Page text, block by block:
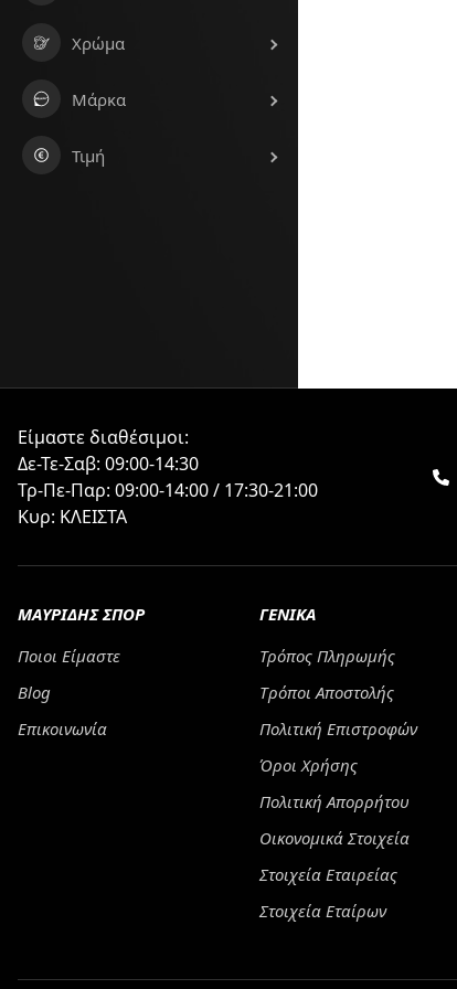
Χρώμα
Μάρκα
Τιμή
Είμαστε διαθέσιμοι:
Δε-Τε-Σαβ: 09:00-14:30
Τρ-Πε-Παρ: 09:00-14:00 / 17:30-21:00
Κυρ: ΚΛΕΙΣΤΑ
ΜΑΥΡΙΔΗΣ ΣΠΟΡ
Ποιοι Είμαστε
Blog
Επικοινωνία
ΓΕΝΙΚΑ
Τρόπος Πληρωμής
Tρόποι Αποστολής
Πολιτική Επιστροφών
Όροι Χρήσης
Πολιτική Απορρήτου
Οικονομικά Στοιχεία
Στοιχεία Εταιρείας
Στοιχεία Εταίρων